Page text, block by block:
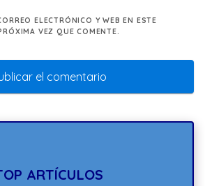
ELECTRÓNICO Y WEB EN ESTE
VEZ QUE COMENTE.
ARTÍCULOS